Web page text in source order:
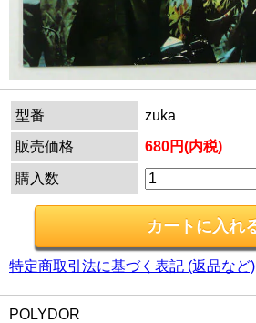
型番
zuka
販売価格
680円(内税)
購入数
特定商取引法に基づく表記 (返品など)
POLYDOR